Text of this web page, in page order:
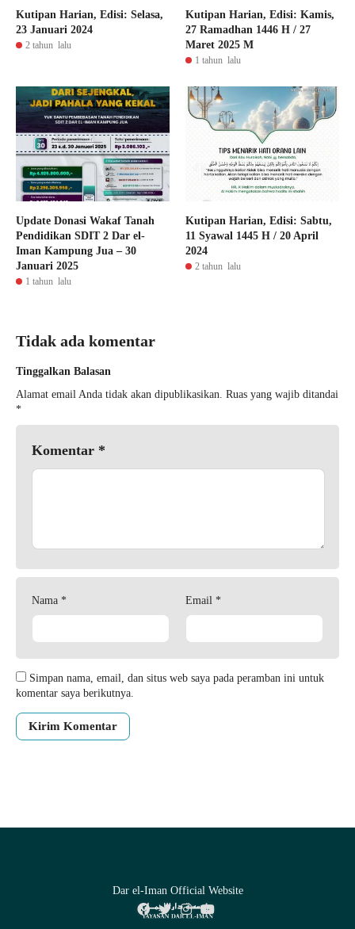
Kutipan Harian, Edisi: Selasa,
23 Januari 2024
2 tahun lalu
Kutipan Harian, Edisi: Kamis,
27 Ramadhan 1446 H / 27
Maret 2025 M
1 tahun lalu
Update Donasi Wakaf Tanah
Pendidikan SDIT 2 Dar el-
Iman Kampung Jua – 30
Januari 2025
1 tahun lalu
Kutipan Harian, Edisi: Sabtu,
11 Syawal 1445 H / 20 April
2024
2 tahun lalu
Tidak ada komentar
Tinggalkan Balasan
Alamat email Anda tidak akan dipublikasikan. Ruas yang wajib ditandai
*
Komentar *
Nama * Email *
Simpan nama, email, dan situs web saya pada peramban ini untuk
komentar saya berikutnya.
Dar el-Iman Official Website